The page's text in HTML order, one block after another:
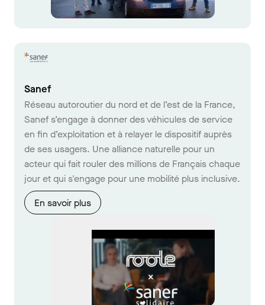
Sanef
Réseau autoroutier du nord et de l’est de la France,
Sanef s’engage à donner des véhicules de service
en fin d’exploitation et à relayer le dispositif auprès
de ses usagers. Une alliance naturelle pour un
acteur qui fait rouler des millions de Français chaque
jour et qui s'engage pour une mobilité plus inclusive.
En savoir plus